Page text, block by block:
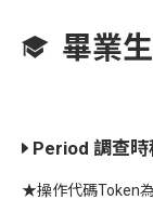
畢業
Period 調查時
★操作代碼Token